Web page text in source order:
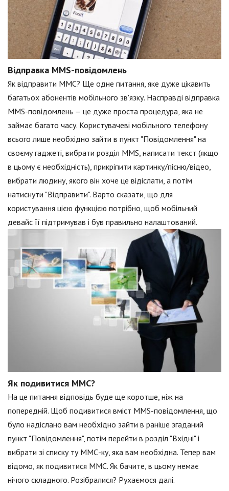
Відправка MMS-повідомлень
Як відправити ММС? Ще одне питання, яке дуже цікавить
багатьох абонентів мобільного зв'язку. Насправді відправка
MMS-повідомлень — це дуже проста процедура, яка не
займає багато часу. Користувачеві мобільного телефону
всього лише необхідно зайти в пункт "Повідомлення" на
своєму гаджеті, вибрати розділ MMS, написати текст (якщо
в цьому є необхідність), прикріпити картинку/пісню/відео,
вибрати людину, якого він хоче це відіслати, а потім
натиснути "Відправити". Варто сказати, що для
користування цією функцією потрібно, щоб мобільний
девайс її підтримував і був правильно налаштований.
Як подивитися ММС?
На це питання відповідь буде ще коротше, ніж на
попередній. Щоб подивитися вміст MMS-повідомлення, що
було надіслано вам необхідно зайти в раніше згаданий
пункт "Повідомлення", потім перейти в розділ "Вхідні" і
вибрати зі списку ту ММС-ку, яка вам необхідна. Тепер вам
відомо, як подивитися ММС. Як бачите, в цьому немає
нічого складного. Розібралися? Рухаємося далі.